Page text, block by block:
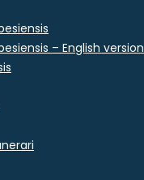
– English version